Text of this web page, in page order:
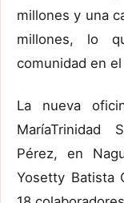
millones y una
millones, lo
comunidad en
La nueva
MaríaTrinidad
Pérez, en
Yosetty Batista